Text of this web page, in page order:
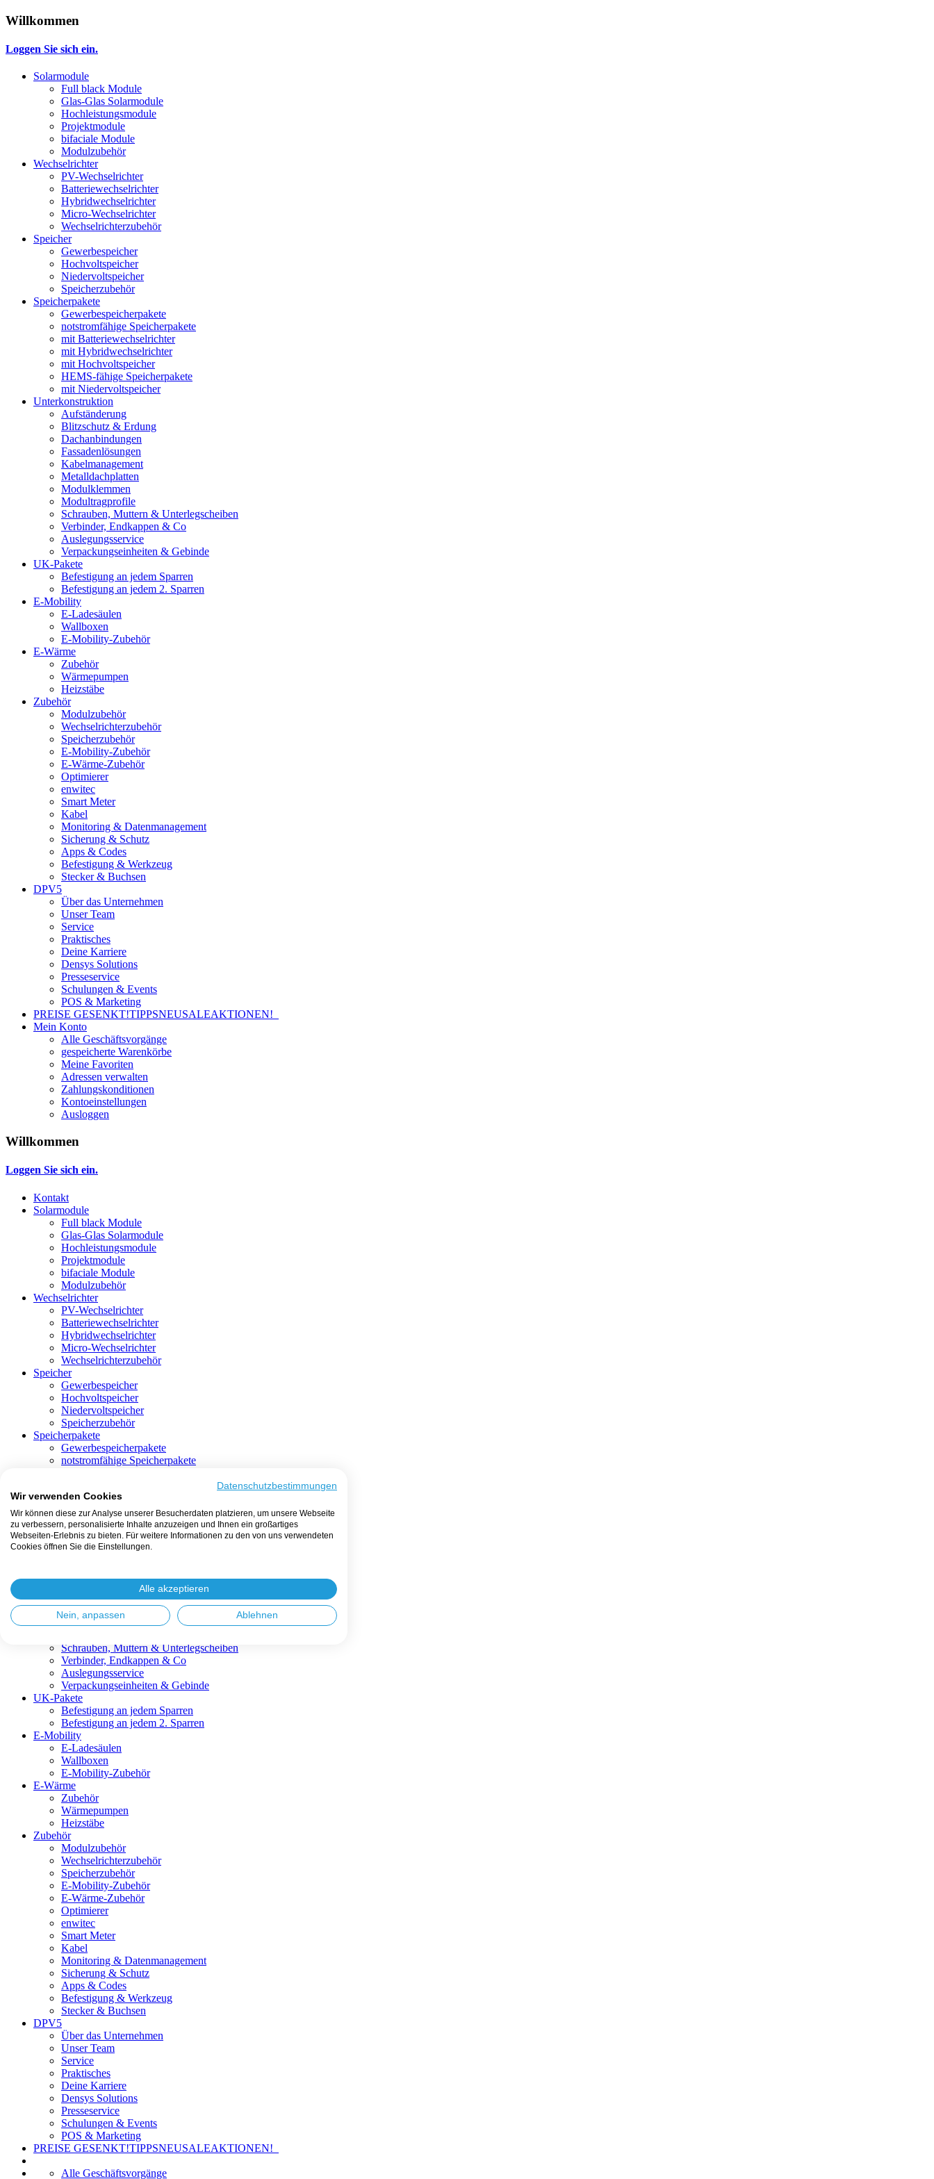
Willkommen
Loggen Sie sich ein.
Solarmodule
Full black Module
Glas-Glas Solarmodule
Hochleistungsmodule
Projektmodule
bifaciale Module
Modulzubehör
Wechselrichter
PV-Wechselrichter
Batteriewechselrichter
Hybridwechselrichter
Micro-Wechselrichter
Wechselrichterzubehör
Speicher
Gewerbespeicher
Hochvoltspeicher
Niedervoltspeicher
Speicherzubehör
Speicherpakete
Gewerbespeicherpakete
notstromfähige Speicherpakete
mit Batteriewechselrichter
mit Hybridwechselrichter
mit Hochvoltspeicher
HEMS-fähige Speicherpakete
mit Niedervoltspeicher
Unterkonstruktion
Aufständerung
Blitzschutz & Erdung
Dachanbindungen
Fassadenlösungen
Kabelmanagement
Metalldachplatten
Modulklemmen
Modultragprofile
Schrauben, Muttern & Unterlegscheiben
Verbinder, Endkappen & Co
Auslegungsservice
Verpackungseinheiten & Gebinde
UK-Pakete
Befestigung an jedem Sparren
Befestigung an jedem 2. Sparren
E-Mobility
E-Ladesäulen
Wallboxen
E-Mobility-Zubehör
E-Wärme
Zubehör
Wärmepumpen
Heizstäbe
Zubehör
Modulzubehör
Wechselrichterzubehör
Speicherzubehör
E-Mobility-Zubehör
E-Wärme-Zubehör
Optimierer
enwitec
Smart Meter
Kabel
Monitoring & Datenmanagement
Sicherung & Schutz
Apps & Codes
Befestigung & Werkzeug
Stecker & Buchsen
DPV5
Über das Unternehmen
Unser Team
Service
Praktisches
Deine Karriere
Densys Solutions
Presseservice
Schulungen & Events
POS & Marketing
PREISE GESENKT!TIPPSNEUSALEAKTIONEN!
Mein Konto
Alle Geschäftsvorgänge
gespeicherte Warenkörbe
Meine Favoriten
Adressen verwalten
Zahlungskonditionen
Kontoeinstellungen
Ausloggen
Willkommen
Loggen Sie sich ein.
Kontakt
Solarmodule
Full black Module
Glas-Glas Solarmodule
Hochleistungsmodule
Projektmodule
bifaciale Module
Modulzubehör
Wechselrichter
PV-Wechselrichter
Batteriewechselrichter
Hybridwechselrichter
Micro-Wechselrichter
Wechselrichterzubehör
Speicher
Gewerbespeicher
Hochvoltspeicher
Niedervoltspeicher
Speicherzubehör
Speicherpakete
Gewerbespeicherpakete
notstromfähige Speicherpakete
mit Hochvoltspeicher
HEMS-fähige Speicherpakete
mit Niedervoltspeicher
Unterkonstruktion
Aufständerung
Fassadenlösungen
Kabelmanagement
Metalldachplatten
Modulklemmen
Schrauben, Muttern & Unterlegscheiben
Verbinder, Endkappen & Co
Auslegungsservice
Verpackungseinheiten & Gebinde
UK-Pakete
Befestigung an jedem Sparren
Befestigung an jedem 2. Sparren
E-Mobility
E-Ladesäulen
Wallboxen
E-Mobility-Zubehör
E-Wärme
Zubehör
Wärmepumpen
Heizstäbe
Zubehör
Modulzubehör
Wechselrichterzubehör
Speicherzubehör
E-Mobility-Zubehör
E-Wärme-Zubehör
Optimierer
enwitec
Smart Meter
Kabel
Monitoring & Datenmanagement
Sicherung & Schutz
Apps & Codes
Befestigung & Werkzeug
Stecker & Buchsen
DPV5
Über das Unternehmen
Unser Team
Service
Praktisches
Deine Karriere
Densys Solutions
Presseservice
Schulungen & Events
POS & Marketing
PREISE GESENKT!TIPPSNEUSALEAKTIONEN!
Alle Geschäftsvorgänge
Datenschutzbestimmungen
Wir verwenden Cookies
Wir können diese zur Analyse unserer Besucherdaten platzieren, um unsere Webseite
zu verbessern, personalisierte Inhalte anzuzeigen und Ihnen ein großartiges
Webseiten-Erlebnis zu bieten. Für weitere Informationen zu den von uns verwendeten
Cookies öffnen Sie die Einstellungen.
Alle akzeptieren
Nein, anpassen Ablehnen